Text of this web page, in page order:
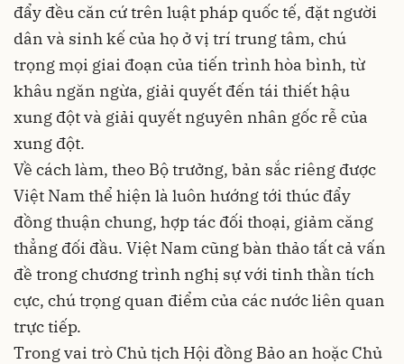
đẩy đều căn cứ trên luật pháp quốc tế, đặt người
dân và sinh kế của họ ở vị trí trung tâm, chú
trọng mọi giai đoạn của tiến trình hòa bình, từ
khâu ngăn ngừa, giải quyết đến tái thiết hậu
xung đột và giải quyết nguyên nhân gốc rễ của
xung đột.
Về cách làm, theo Bộ trưởng, bản sắc riêng được
Việt Nam thể hiện là luôn hướng tới thúc đẩy
đồng thuận chung, hợp tác đối thoại, giảm căng
thẳng đối đầu. Việt Nam cũng bàn thảo tất cả vấn
đề trong chương trình nghị sự với tinh thần tích
cực, chú trọng quan điểm của các nước liên quan
trực tiếp.
Trong vai trò Chủ tịch Hội đồng Bảo an hoặc Chủ